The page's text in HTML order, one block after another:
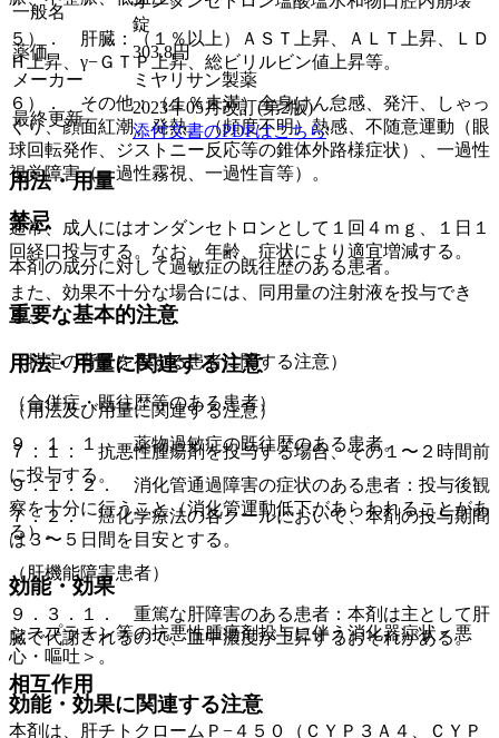
５）． 肝臓：（１％以上）ＡＳＴ上昇、ＡＬＴ上昇、ＬＤ
Ｈ上昇、γ−ＧＴＰ上昇、総ビリルビン値上昇等。
６）． その他：（１％未満）全身けん怠感、発汗、しゃっ
くり、顔面紅潮、発熱、（頻度不明）熱感、不随意運動（眼
球回転発作、ジストニー反応等の錐体外路様症状）、一過性
視覚障害（一過性霧視、一過性盲等）。
禁忌
本剤の成分に対して過敏症の既往歴のある患者。
重要な基本的注意
（特定の背景を有する患者に関する注意）
（合併症・既往歴等のある患者）
９．１．１． 薬物過敏症の既往歴のある患者。
９．１．２． 消化管通過障害の症状のある患者：投与後観
察を十分に行うこと（消化管運動低下があらわれることがあ
る）。
（肝機能障害患者）
９．３．１． 重篤な肝障害のある患者：本剤は主として肝
臓で代謝されるので、血中濃度が上昇するおそれがある。
相互作用
本剤は、肝チトクロームＰ−４５０（ＣＹＰ３Ａ４、ＣＹＰ
一般名
錠
薬価
303.8円
メーカー
ミヤリサン製薬
最終更新
2023年05月改訂(第2版)
添付文書のPDFはこちら
用法・用量
通常、成人にはオンダンセトロンとして１回４ｍｇ、１日１
回経口投与する。なお、年齢、症状により適宜増減する。
また、効果不十分な場合には、同用量の注射液を投与でき
る。
用法・用量に関連する注意
（用法及び用量に関連する注意）
７．１． 抗悪性腫瘍剤を投与する場合、その１〜２時間前
に投与する。
７．２． 癌化学療法の各クールにおいて、本剤の投与期間
は３〜５日間を目安とする。
効能・効果
シスプラチン等の抗悪性腫瘍剤投与に伴う消化器症状＜悪
心・嘔吐＞。
効能・効果に関連する注意